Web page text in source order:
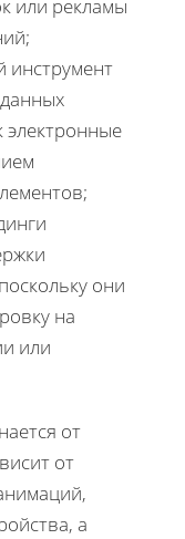
или рекламы
инструмент
электронные
они
на
или
от
от
а